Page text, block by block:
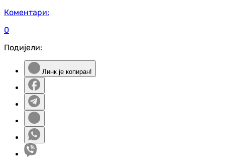
Коментари:
0
Подијели:
Линк је копиран!